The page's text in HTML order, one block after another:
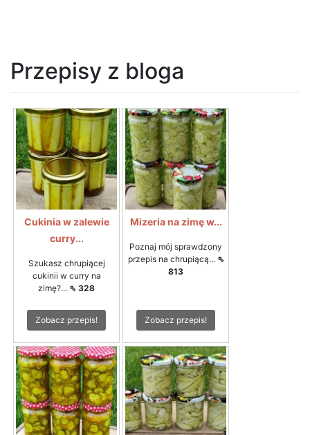
Przepisy z bloga
Cukinia w zalewie
curry...
Szukasz chrupiącej
cukinii w curry na
zimę?... ⇖ 328
Zobacz przepis!
Mizeria na zimę w...
Poznaj mój sprawdzony
przepis na chrupiącą... ⇖
813
Zobacz przepis!